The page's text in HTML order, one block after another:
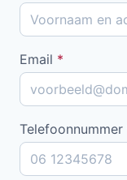
Email *
Telefoonnummer